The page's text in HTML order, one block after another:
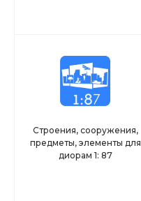
Строения, сооружения,
предметы, элементы для
диорам 1: 87